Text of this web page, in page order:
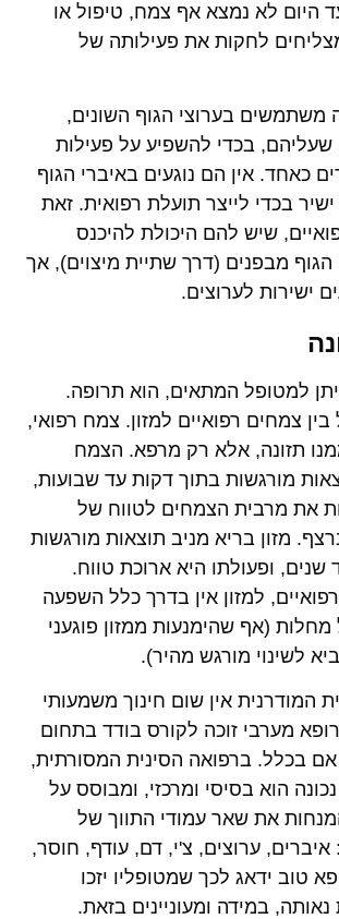
עד היום לא נמצא אף צמח, טיפול או
לחקות את פעילותה של
משתמשים בערוצי הגוף השונים,
שעליהם, בכדי להשפיע על פעילות
כאחד. אין הם נוגעים באיברי הגוף
ישיר בכדי לייצר תועלת רפואית. זאת
שיש להם היכולת להיכנס
הגוף מבפנים (דרך שתיית מיצוים), אך
ישירות לערוצים.
למטופל המתאים, הוא תרופה.
צמחים רפואיים למזון. צמח רפואי,
תזונה, אלא רק מרפא. הצמח
מורגשות בתוך דקות עד שבועות,
את מרבית הצמחים לטווח של
מזון בריא מניב תוצאות מורגשות
שנים, ופעולתו היא ארוכת טווח.
למזון אין בדרך כלל השפעה
מחלות (אף שהימנעות ממזון פוגעני
לשינוי מורגש מהיר).
המודרנית אין שום חינוך משמעותי
מערבי זוכה לקורס בודד בתחום
אם בכלל. ברפואה הסינית המסורתית,
הוא בסיסי ומרכזי, ומבוסס על
את שאר עמודי התווך של
איברים, ערוצים, צ'י, דם, עודף, חוסר,
טוב ידאג לכך שמטופליו יזכו
נאותה, במידה ומעוניינים בזאת.